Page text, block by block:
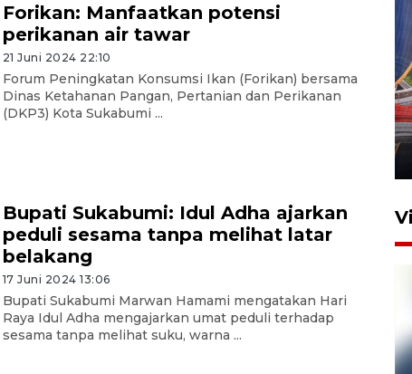
Forikan: Manfaatkan potensi
perikanan air tawar
21 Juni 2024 22:10
Forum Peningkatan Konsumsi Ikan (Forikan) bersama
Dinas Ketahanan Pangan, Pertanian dan Perikanan
(DKP3) Kota Sukabumi ...
Bupati Sukabumi: Idul Adha ajarkan
peduli sesama tanpa melihat latar
belakang
17 Juni 2024 13:06
Bupati Sukabumi Marwan Hamami mengatakan Hari
Raya Idul Adha mengajarkan umat peduli terhadap
sesama tanpa melihat suku, warna ...
Komisi V DPR tinjau
perlintasan sebidang di